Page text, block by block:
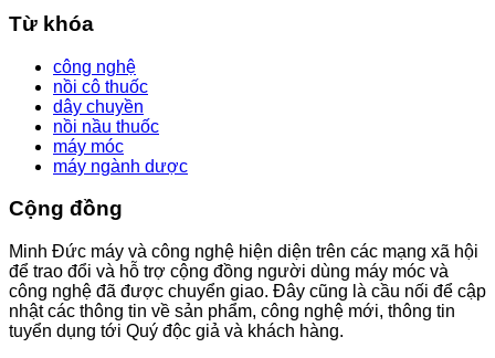
Từ khóa
công nghệ
nồi cô thuốc
dây chuyền
nồi nầu thuốc
máy móc
máy ngành dược
Cộng đồng
Minh Đức máy và công nghệ hiện diện trên các mạng xã hội
để trao đổi và hỗ trợ cộng đồng người dùng máy móc và
công nghệ đã được chuyển giao. Đây cũng là cầu nối để cập
nhật các thông tin về sản phẩm, công nghệ mới, thông tin
tuyển dụng tới Quý độc giả và khách hàng.